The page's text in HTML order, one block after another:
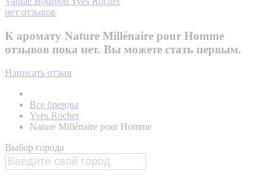
нет отзывов
К аромату Nature Millénaire pour Homme
отзывов пока нет. Вы можете стать первым.
Написать отзыв
Все бренды
Yves Rocher
Nature Millénaire pour Homme
Выбор города